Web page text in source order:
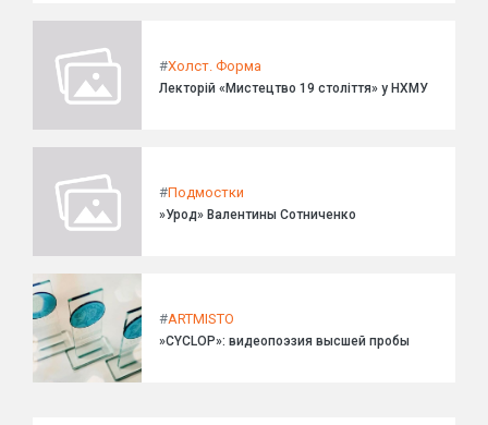
#Холст. Форма
Лекторій «Мистецтво 19 століття» у НХМУ
#Подмостки
»Урод» Валентины Сотниченко
#ARTMISTO
»CYCLOP»: видеопоэзия высшей пробы